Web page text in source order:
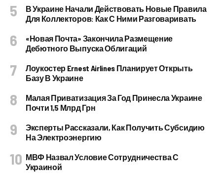
В Украине Начали Действовать Новые Правила
Для Коллекторов: Как С Ними Разговаривать
«Новая Почта» Закончила Размещение
Дебютного Выпуска Облигаций
Лоукостер Ernest Airlines Планирует Открыть
Базу В Украине
Малая Приватизация За Год Принесла Украине
Почти 1,5 Млрд Грн
Эксперты Рассказали, Как Получить Субсидию
На Электроэнергию
МВФ Назвал Условие Сотрудничества С
Украиной